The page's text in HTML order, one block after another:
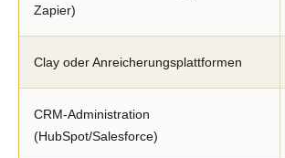
Zapier)
Clay oder Anreicherungsplattformen
CRM-Administration
(HubSpot/Salesforce)